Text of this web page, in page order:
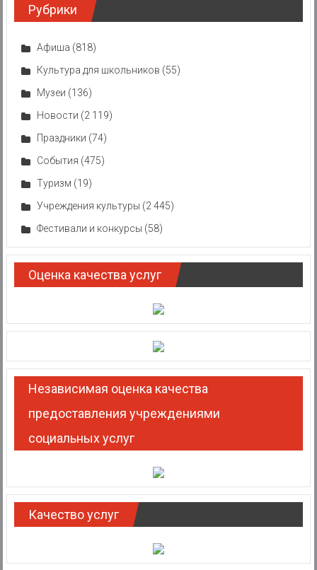
Рубрики
Афиша (818)
Культура для школьников (55)
Музеи (136)
Новости (2 119)
Праздники (74)
События (475)
Туризм (19)
Учреждения культуры (2 445)
Фестивали и конкурсы (58)
Оценка качества услуг
Независимая оценка качества
предоставления учреждениями
социальных услуг
Качество услуг